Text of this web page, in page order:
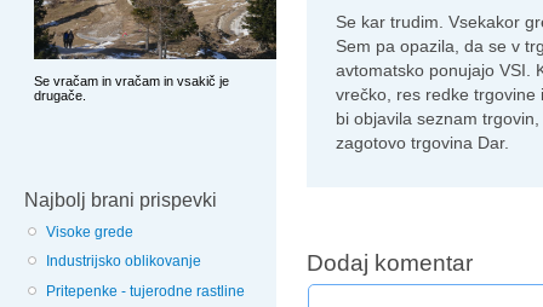
Najbolj brani prispevki
Visoke grede
Industrijsko oblikovanje
Pritepenke - tujerodne rastline
Se kar trudim. Vsekakor
Sem pa opazila, da se v
avtomatsko ponujajo VSI.
vrečko, res redke trgovine
bi objavila seznam
zagotovo trgovina Dar.
Dodaj komentar